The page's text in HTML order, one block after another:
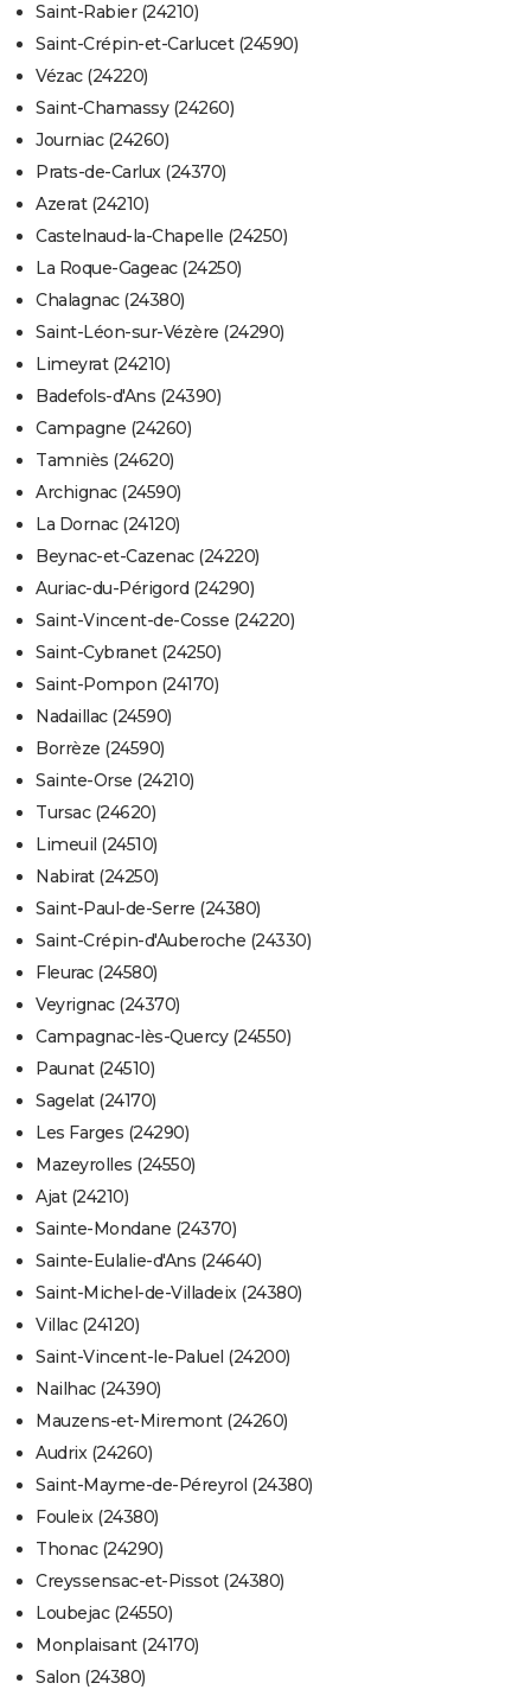
Saint-Rabier (24210)
Saint-Crépin-et-Carlucet (24590)
Vézac (24220)
Saint-Chamassy (24260)
Journiac (24260)
Prats-de-Carlux (24370)
Azerat (24210)
Castelnaud-la-Chapelle (24250)
La Roque-Gageac (24250)
Chalagnac (24380)
Saint-Léon-sur-Vézère (24290)
Limeyrat (24210)
Badefols-d'Ans (24390)
Campagne (24260)
Tamniès (24620)
Archignac (24590)
La Dornac (24120)
Beynac-et-Cazenac (24220)
Auriac-du-Périgord (24290)
Saint-Vincent-de-Cosse (24220)
Saint-Cybranet (24250)
Saint-Pompon (24170)
Nadaillac (24590)
Borrèze (24590)
Sainte-Orse (24210)
Tursac (24620)
Limeuil (24510)
Nabirat (24250)
Saint-Paul-de-Serre (24380)
Saint-Crépin-d'Auberoche (24330)
Fleurac (24580)
Veyrignac (24370)
Campagnac-lès-Quercy (24550)
Paunat (24510)
Sagelat (24170)
Les Farges (24290)
Mazeyrolles (24550)
Ajat (24210)
Sainte-Mondane (24370)
Sainte-Eulalie-d'Ans (24640)
Saint-Michel-de-Villadeix (24380)
Villac (24120)
Saint-Vincent-le-Paluel (24200)
Nailhac (24390)
Mauzens-et-Miremont (24260)
Audrix (24260)
Saint-Mayme-de-Péreyrol (24380)
Fouleix (24380)
Thonac (24290)
Creyssensac-et-Pissot (24380)
Loubejac (24550)
Monplaisant (24170)
Salon (24380)